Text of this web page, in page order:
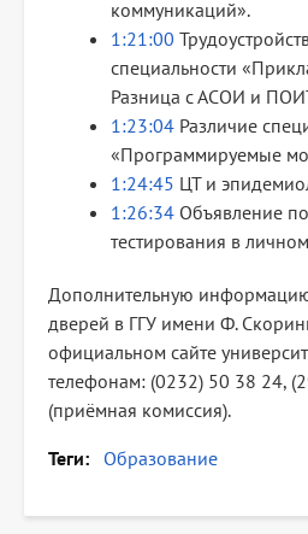
коммуникаций».
1:21:00
специальности
Разница с АСОИ и
1:23:04 Различие
«Программируемые
1:24:45 ЦТ и
1:26:34 Объявление
тестирования в
Дополнительную
дверей в ГГУ имени Ф.
официальном сайте
телефонам: (0232) 50 38 24,
(приёмная комиссия).
Теги
Образование